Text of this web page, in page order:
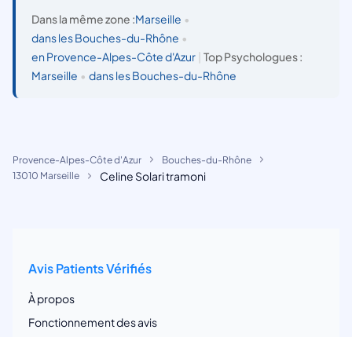
Dans la même zone :Marseille •
dans les Bouches-du-Rhône •
en Provence-Alpes-Côte d'Azur
Top Psychologues :
Marseille • dans les Bouches-du-Rhône
Provence-Alpes-Côte d'Azur
Bouches-du-Rhône
13010 Marseille
Celine Solari tramoni
Avis Patients Vérifiés
À propos
Fonctionnement des avis